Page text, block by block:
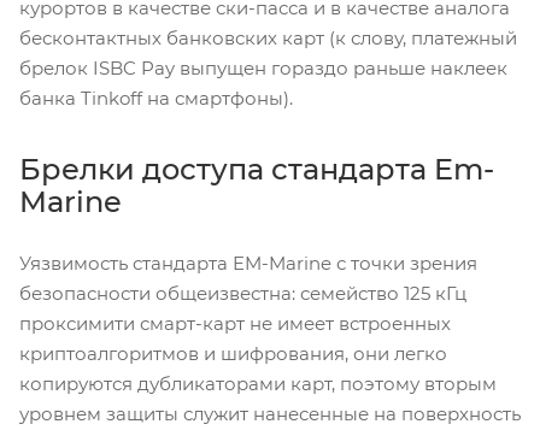
курортов в качестве ски-пасса и в качестве аналога
бесконтактных банковских карт (к слову, платежный
брелок ISBC Pay выпущен гораздо раньше наклеек
банка Tinkoff на смартфоны).
Брелки доступа стандарта Em-
Marine
Уязвимость стандарта EM-Marine с точки зрения
безопасности общеизвестна: семейство 125 кГц
проксимити смарт-карт не имеет встроенных
криптоалгоритмов и шифрования, они легко
копируются дубликаторами карт, поэтому вторым
уровнем защиты служит нанесенные на поверхность